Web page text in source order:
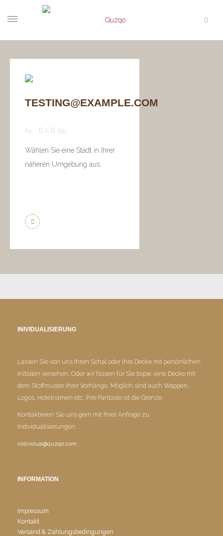
TESTING@EXAMPLE.COM
by 0 155
Wählen Sie eine Stadt in Ihrer
näheren Umgebung aus.
INIVIDUALISIERUNG
Lassen Sie von uns Ihren Schal oder Ihre Decke mit persönlichen
Initialen versehen. Oder wir fassen für Sie bspw. eine Decke mit
dem Stoffmuster Ihrer Vorhänge. Möglich sind auch Wappen,
Logos, Hotelnamen etc. Ihre Fantasie ist die Grenze.
Kontaktieren Sie uns gern mit Ihrer Anfrage zu
Individualisierungen.
individual@quzqo.com
INFORMATION
Impressum
Kontakt
Versand & Zahlungsbedingungen